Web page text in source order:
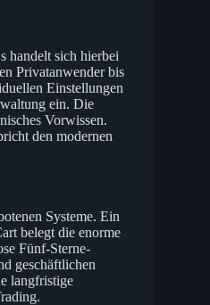
handelt sich hierbei
Privatanwender bis
Einstellungen
ein. Die
Vorwissen.
den modernen
Systeme. Ein
belegt die enorme
Fünf-Sterne-
geschäftlichen
langfristige